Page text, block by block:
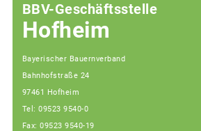
BBV-Geschäftsstelle
Hofheim
Bayerischer Bauernverband
Bahnhofstraße 24
97461 Hofheim
Tel: 09523 9540-0
Fax: 09523 9540-19